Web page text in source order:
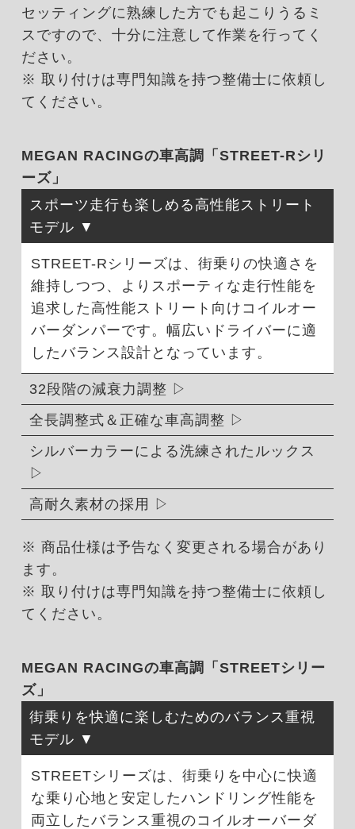
セッティングに熟練した方でも起こりうるミ
スですので、十分に注意して作業を行ってく
ださい。
※ 取り付けは専門知識を持つ整備士に依頼し
てください。
MEGAN RACINGの車高調「STREET-Rシリ
ーズ」
スポーツ走行も楽しめる高性能ストリート
モデル
STREET-Rシリーズは、街乗りの快適さを
維持しつつ、よりスポーティな走行性能を
追求した高性能ストリート向けコイルオー
バーダンパーです。幅広いドライバーに適
したバランス設計となっています。
32段階の減衰力調整
全長調整式＆正確な車高調整
シルバーカラーによる洗練されたルックス
高耐久素材の採用
※ 商品仕様は予告なく変更される場合があり
ます。
※ 取り付けは専門知識を持つ整備士に依頼し
てください。
MEGAN RACINGの車高調「STREETシリー
ズ」
街乗りを快適に楽しむためのバランス重視
モデル
STREETシリーズは、街乗りを中心に快適
な乗り心地と安定したハンドリング性能を
両立したバランス重視のコイルオーバーダ